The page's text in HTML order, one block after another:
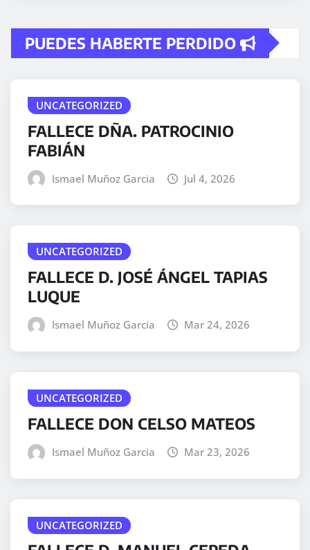
PUEDES HABERTE PERDIDO
UNCATEGORIZED
FALLECE DÑA. PATROCINIO
FABIÁN
Ismael Muñoz Garcia Jul 4, 2026
UNCATEGORIZED
FALLECE D. JOSÉ ÁNGEL TAPIAS
LUQUE
Ismael Muñoz Garcia Mar 24, 2026
UNCATEGORIZED
FALLECE DON CELSO MATEOS
Ismael Muñoz Garcia Mar 23, 2026
UNCATEGORIZED